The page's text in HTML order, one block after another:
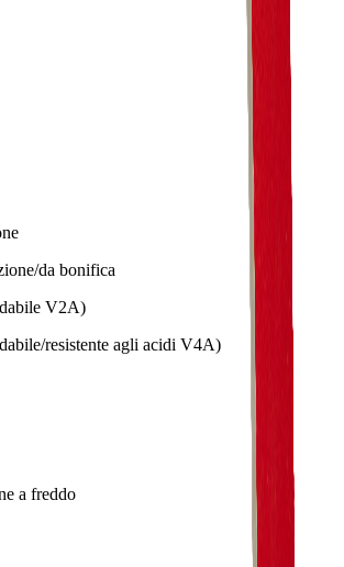
da bonifica
V2A)
resistente agli acidi V4A)
a freddo